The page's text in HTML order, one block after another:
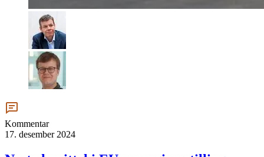
Kommentar
17. desember 2024